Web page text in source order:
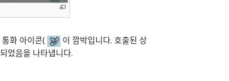
화 아이콘(
이 깜박입니다. 호출된 상
었음을 나타냅니다.